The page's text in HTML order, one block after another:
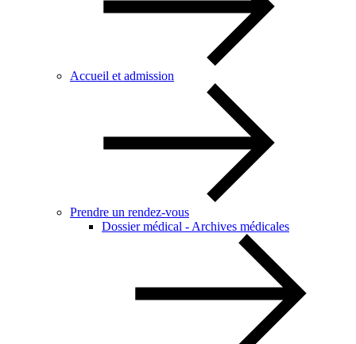
Accueil et admission
Prendre un rendez-vous
Dossier médical - Archives médicales